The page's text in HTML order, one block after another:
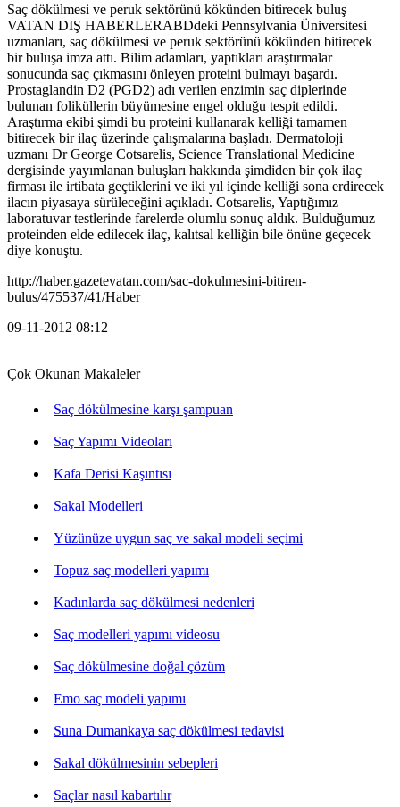
Saç dökülmesi ve peruk sektörünü kökünden bitirecek buluş
VATAN DIŞ HABERLERABDdeki Pennsylvania Üniversitesi
uzmanları, saç dökülmesi ve peruk sektörünü kökünden bitirecek
bir buluşa imza attı. Bilim adamları, yaptıkları araştırmalar
sonucunda saç çıkmasını önleyen proteini bulmayı başardı.
Prostaglandin D2 (PGD2) adı verilen enzimin saç diplerinde
bulunan foliküllerin büyümesine engel olduğu tespit edildi.
Araştırma ekibi şimdi bu proteini kullanarak kelliği tamamen
bitirecek bir ilaç üzerinde çalışmalarına başladı. Dermatoloji
uzmanı Dr George Cotsarelis, Science Translational Medicine
dergisinde yayımlanan buluşları hakkında şimdiden bir çok ilaç
firması ile irtibata geçtiklerini ve iki yıl içinde kelliği sona erdirecek
ilacın piyasaya sürüleceğini açıkladı. Cotsarelis, Yaptığımız
laboratuvar testlerinde farelerde olumlu sonuç aldık. Bulduğumuz
proteinden elde edilecek ilaç, kalıtsal kelliğin bile önüne geçecek
diye konuştu.
http://haber.gazetevatan.com/sac-dokulmesini-bitiren-
bulus/475537/41/Haber
09-11-2012 08:12
Çok Okunan Makaleler
Saç dökülmesine karşı şampuan
Saç Yapımı Videoları
Kafa Derisi Kaşıntısı
Sakal Modelleri
Yüzünüze uygun saç ve sakal modeli seçimi
Topuz saç modelleri yapımı
Kadınlarda saç dökülmesi nedenleri
Saç modelleri yapımı videosu
Saç dökülmesine doğal çözüm
Emo saç modeli yapımı
Suna Dumankaya saç dökülmesi tedavisi
Sakal dökülmesinin sebepleri
Saçlar nasıl kabartılır